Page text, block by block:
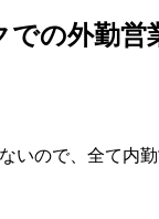
での外勤営
いので、全て内